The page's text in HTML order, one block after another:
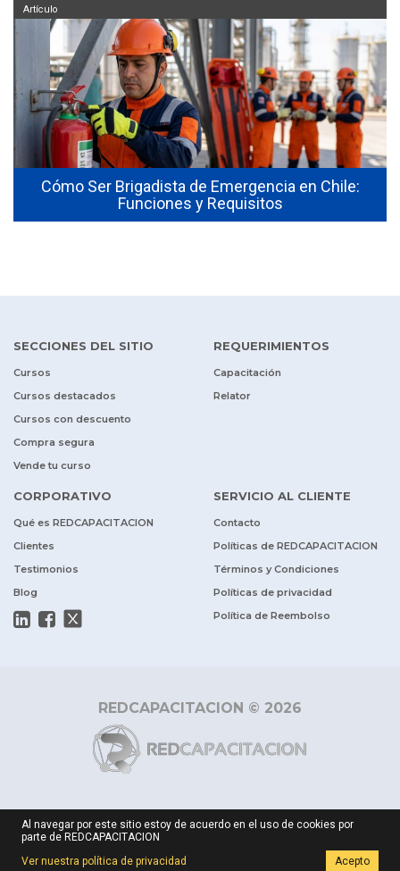
Cómo Ser Brigadista de Emergencia en Chile:
Funciones y Requisitos
Artículo
SECCIONES DEL SITIO
Cursos
Cursos destacados
Cursos con descuento
Compra segura
Vende tu curso
REQUERIMIENTOS
Capacitación
Relator
CORPORATIVO
Qué es REDCAPACITACION
Clientes
Testimonios
Blog
SERVICIO AL CLIENTE
Contacto
Políticas de REDCAPACITACION
Términos y Condiciones
Políticas de privacidad
Política de Reembolso
REDCAPACITACION © 2026
Al navegar por este sitio estoy de acuerdo en el uso de cookies por
parte de REDCAPACITACION
Ver nuestra política de privacidad
Acepto